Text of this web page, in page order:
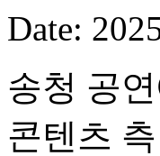
Date:
송청 공
콘텐츠